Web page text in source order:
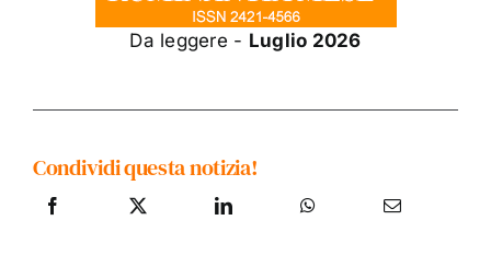
Da leggere - Luglio 2026
Condividi questa notizia!